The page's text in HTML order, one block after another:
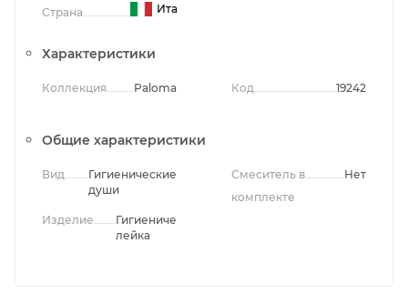
Страна Италия
Характеристики
Коллекция Paloma Код 19242
Общие характеристики
Вид
Гигиенические
души
Изделие
Гигиеническая
лейка
Смеситель в
комплекте
Нет